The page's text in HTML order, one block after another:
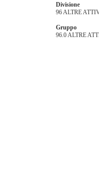
Divisione
96 ALTRE
Gruppo
96.0 ALTRE